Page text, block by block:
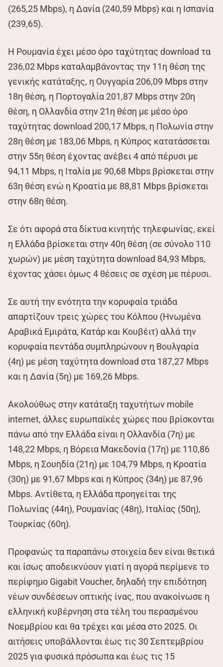
(265,25 Mbps), η Δανία (240,59 Mbps) και η Ισπανία
(239,65).
Η Ρουμανία έχει μέσο όρο ταχύτητας download τα
236,02 Mbps καταλαμβάνοντας την 11η θέση της
γενικής κατάταξης, η Ουγγαρία 206,09 Mbps στην
18η θέση, η Πορτογαλία 201,87 Mbps στην 20η
θέση, η Ολλανδία στην 21η θέση με μέσο όρο
ταχύτητας download 200,17 Mbps, η Πολωνία στην
28η θέση με 183,06 Mbps, η Κύπρος κατατάσσεται
στην 55η θέση έχοντας ανέβει 4 από πέρυσι με
94,11 Mbps, η Ιταλία με 90,68 Mbps βρίσκεται στην
63η θέση ενώ η Κροατία με 88,81 Mbps βρίσκεται
στην 68η θέση.
Σε ότι αφορά στα δίκτυα κινητής τηλεφωνίας, εκεί
η Ελλάδα βρίσκεται στην 40η θέση (σε σύνολο 110
χωρών) με μέση ταχύτητα download 84,93 Mbps,
έχοντας χάσει όμως 4 θέσεις σε σχέση με πέρυσι.
Σε αυτή την ενότητα την κορυφαία τριάδα
απαρτίζουν τρεις χώρες του Κόλπου (Ηνωμένα
Αραβικά Εμιράτα, Κατάρ και Κουβέιτ) αλλά την
κορυφαία πεντάδα συμπληρώνουν η Βουλγαρία
(4η) με μέση ταχύτητα download στα 187,27 Mbps
και η Δανία (5η) με 169,26 Mbps.
Ακολούθως στην κατάταξη ταχυτήτων mobile
internet, άλλες ευρωπαϊκές χώρες που βρίσκονται
πάνω από την Ελλάδα είναι η Ολλανδία (7η) με
148,22 Mbps, η Βόρεια Μακεδονία (17η) με 110,86
Mbps, η Σουηδία (21η) με 104,79 Mbps, η Κροατία
(30η) με 91,67 Mbps και η Κύπρος (34η) με 87,96
Mbps. Αντίθετα, η Ελλάδα προηγείται της
Πολωνίας (44η), Ρουμανίας (48η), Ιταλίας (50η),
Τουρκίας (60η).
Προφανώς τα παραπάνω στοιχεία δεν είναι θετικά
και ίσως αποδεικνύουν γιατί η αγορά περίμενε το
περίφημο Gigabit Voucher, δηλαδή την επιδότηση
νέων συνδέσεων οπτικής ίνας, που ανακοίνωσε η
ελληνική κυβέρνηση στα τέλη του περασμένου
Νοεμβρίου και θα τρέχει και μέσα στο 2025. Οι
αιτήσεις υποβάλλονται έως τις 30 Σεπτεμβρίου
2025 για φυσικά πρόσωπα και έως τις 15